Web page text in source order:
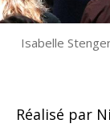
Isabelle
Réalisé par